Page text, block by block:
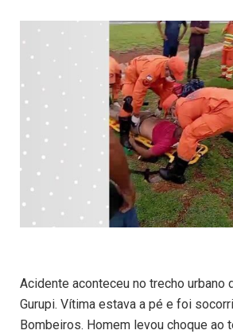
Acidente aconteceu no trecho urbano
Gurupi. Vítima estava a pé e foi
Bombeiros. Homem levou choque ao